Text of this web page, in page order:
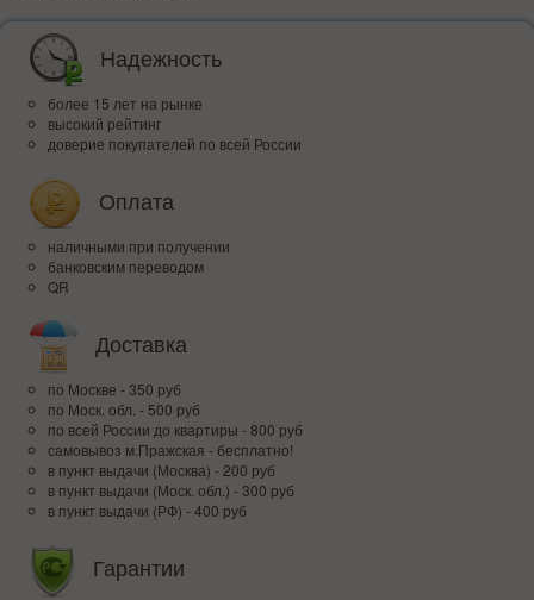
Надежность
более 15 лет на рынке
высокий рейтинг
доверие покупателей по всей России
Оплата
наличными при получении
банковским переводом
QR
Доставка
по Москве - 350 руб
по Моск. обл. - 500 руб
по всей Росcии до квартиры - 800 руб
самовывоз м.Пражская - бесплатно!
в пункт выдачи (Москва) - 200 руб
в пункт выдачи (Моск. обл.) - 300 руб
в пункт выдачи (РФ) - 400 руб
Гарантии